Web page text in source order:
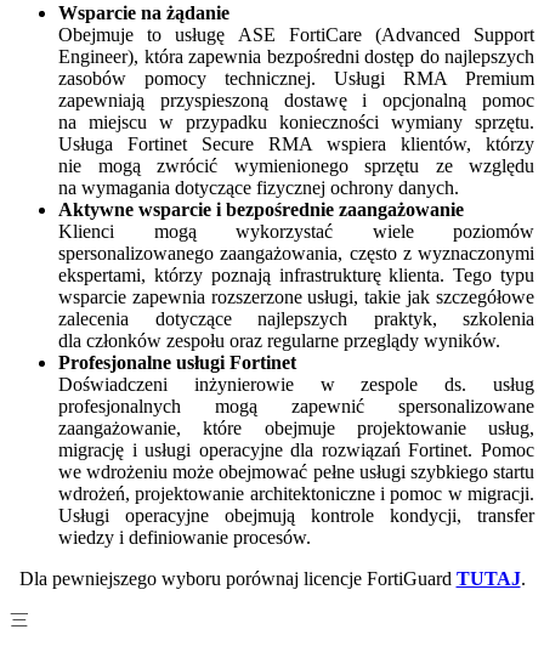
Wsparcie na żądanie
Obejmuje to usługę ASE FortiCare (Advanced Support
Engineer), która zapewnia bezpośredni dostęp do najlepszych
zasobów pomocy technicznej. Usługi RMA Premium
zapewniają przyspieszoną dostawę i opcjonalną pomoc
na miejscu w przypadku konieczności wymiany sprzętu.
Usługa Fortinet Secure RMA wspiera klientów, którzy
nie mogą zwrócić wymienionego sprzętu ze względu
na wymagania dotyczące fizycznej ochrony danych.
Aktywne wsparcie i bezpośrednie zaangażowanie
Klienci mogą wykorzystać wiele poziomów
spersonalizowanego zaangażowania, często z wyznaczonymi
ekspertami, którzy poznają infrastrukturę klienta. Tego typu
wsparcie zapewnia rozszerzone usługi, takie jak szczegółowe
zalecenia dotyczące najlepszych praktyk, szkolenia
dla członków zespołu oraz regularne przeglądy wyników.
Profesjonalne usługi Fortinet
Doświadczeni inżynierowie w zespole ds. usług
profesjonalnych mogą zapewnić spersonalizowane
zaangażowanie, które obejmuje projektowanie usług,
migrację i usługi operacyjne dla rozwiązań Fortinet. Pomoc
we wdrożeniu może obejmować pełne usługi szybkiego startu
wdrożeń, projektowanie architektoniczne i pomoc w migracji.
Usługi operacyjne obejmują kontrole kondycji, transfer
wiedzy i definiowanie procesów.
Dla pewniejszego wyboru porównaj licencje FortiGuard TUTAJ.